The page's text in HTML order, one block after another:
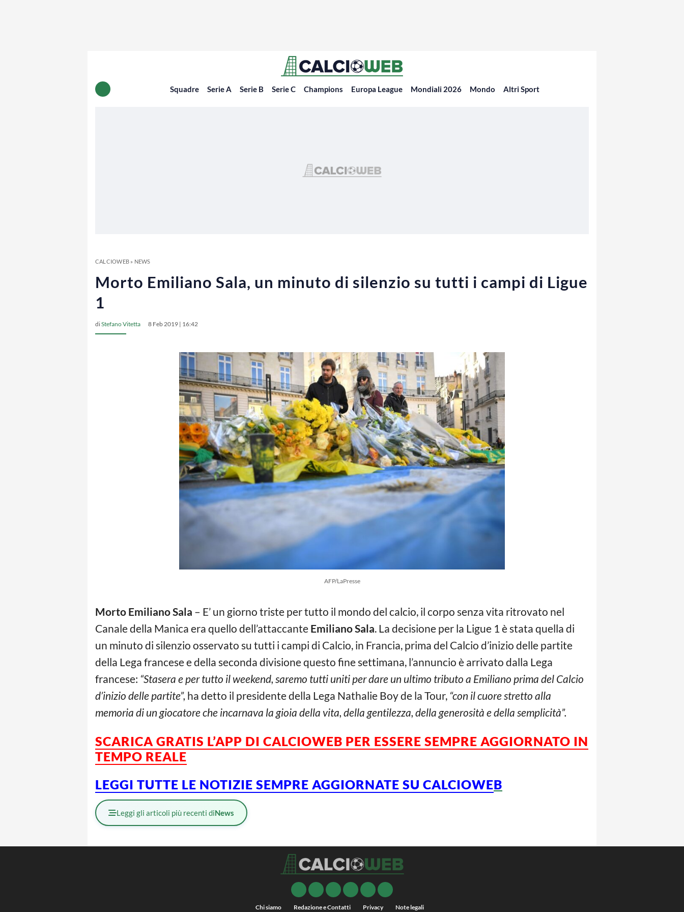
Squadre Serie A Serie B Serie C Champions Europa League Mondiali 2026 Mondo Altri Sport
CALCIOWEB» NEWS
Morto Emiliano Sala, un minuto di silenzio su tutti i campi di Ligue
1
diStefano Vitetta 8 Feb 2019 | 16:42
AFP/LaPresse
Morto Emiliano Sala – E’ un giorno triste per tutto il mondo del calcio, il corpo senza vita ritrovato nel
Canale della Manica era quello dell’attaccante Emiliano Sala. La decisione per la Ligue 1 è stata quella di
un minuto di silenzio osservato su tutti i campi di Calcio, in Francia, prima del Calcio d’inizio delle partite
della Lega francese e della seconda divisione questo fine settimana, l’annuncio è arrivato dalla Lega
francese: “Stasera e per tutto il weekend, saremo tutti uniti per dare un ultimo tributo a Emiliano prima del Calcio
d’inizio delle partite”, ha detto il presidente della Lega Nathalie Boy de la Tour, “con il cuore stretto alla
memoria di un giocatore che incarnava la gioia della vita, della gentilezza, della generosità e della semplicità”.
SCARICA GRATIS L’APP DI CALCIOWEB PER ESSERE SEMPRE AGGIORNATO IN
TEMPO REALE
LEGGI TUTTE LE NOTIZIE SEMPRE AGGIORNATE SU CALCIOWEB
Leggi gli articoli più recenti diNews
Chi siamo Redazione e Contatti Privacy Note legali